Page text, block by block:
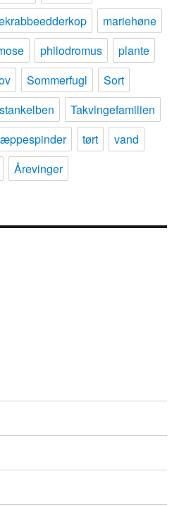
mariehøne
philodromus
plante
Sommerfugl
Sort
stankelben
Takvingefamilien
tørt
vand
Årevinger